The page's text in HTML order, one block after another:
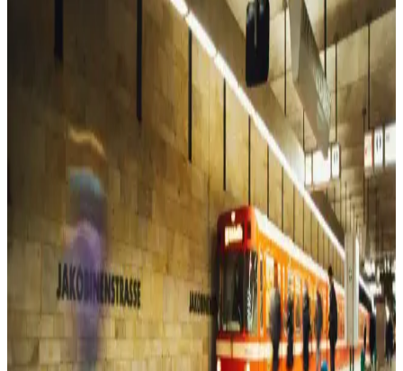
Laviyonsa Hasır Yazlık Vizör Şapka: Yaz Aylarında
Güneşten Koruyan Şık ve Pratik Tasarım
Laviyonsa hasır vizör şapka, hafif ve şık tasarımıyla yaz aylarında
güneşten koruyan ideal bir aksesuar. Uzun siperliği ve hava akışını
Pierre Cardin Kahverengi Monogram Kadın Omuz
Çantası Günlük Kullanım İçin Uygun
Pierre Cardin'in kahverengi monogram kadın omuz çantası, şıklık ve
fonksiyonelliği bir arada sunar. Geniş iç hacmi ve ayarlanabilir
askısıyla günlük kullanım için ideal, dayanıklı suni deri malzeme ile
tasarlanmıştır.
Kadın Spor Ayakkabıları Karşılaştırması: Puma
Skyrocket Lite ve Skechers Summits Özellikleri
Puma Skyrocket Lite ve Skechers Summits kadın spor ayakkabıları,
konfor, tasarım ve kullanım alanları açısından detaylı karşılaştırma
ile sizin için analiz edildi.